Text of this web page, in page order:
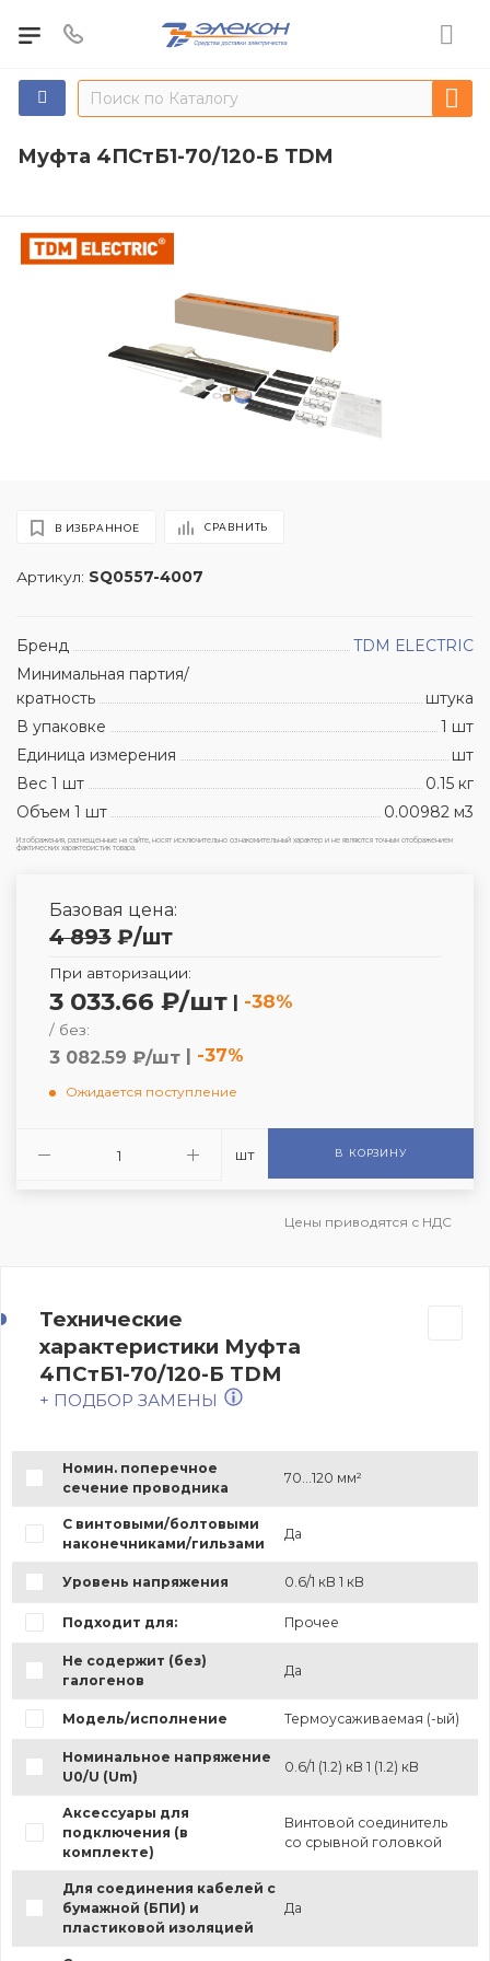
Муфта 4ПСтБ1-70/120-Б TDM
Артикул: SQ0557-4007
В ИЗБРАННОЕ СРАВНИТЬ
Бренд
TDM ЕLECTRIC
Минимальная партия/
кратность
штука
В упаковке
1 шт
Единица измерения
шт
Вес 1 шт
0.15 кг
Объем 1 шт
0.00982 м3
Изображения, размещенные на сайте, носят исключительно ознакомительный характер и не являются точным отображением
фактических характеристик товара.
Базовая цена:
4 893 ₽/шт
При авторизации:
3 033.66 ₽/шт | -38%
/ без:
3 082.59 ₽/шт -37%
Ожидается поступление
шт В КОРЗИНУ
Цены приводятся с НДС
Технические
характеристики Муфта
4ПСтБ1-70/120-Б TDM
+ ПОДБОР ЗАМЕНЫ
Номин. поперечное
сечение проводника
70...120 мм²
С винтовыми/болтовыми
наконечниками/гильзами
Да
Уровень напряжения 0.6/1 кВ 1 кВ
Подходит для: Прочее
Не содержит (без)
галогенов
Да
Модель/исполнение Термоусаживаемая (-ый)
Номинальное напряжение
U0/U (Um)
0.6/1 (1.2) кВ 1 (1.2) кВ
Аксессуары для
подключения (в
комплекте)
Винтовой соединитель
со срывной головкой
Для соединения кабелей с
бумажной (БПИ) и
пластиковой изоляцией
Да